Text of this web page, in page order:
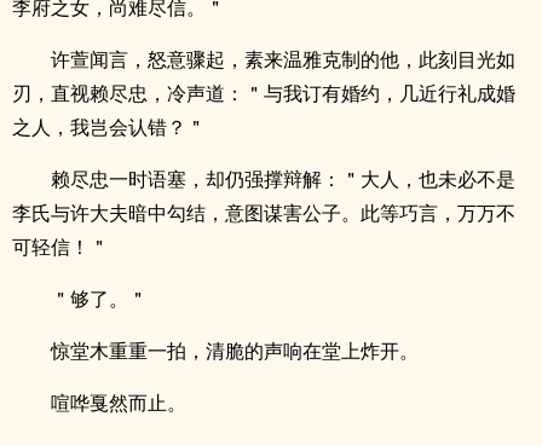
李府之女，尚难尽信。＂
许萱闻言，怒意骤起，素来温雅克制的他，此刻目光如
刃，直视赖尽忠，冷声道：＂与我订有婚约，几近行礼成婚
之人，我岂会认错？＂
赖尽忠一时语塞，却仍强撑辩解：＂大人，也未必不是
李氏与许大夫暗中勾结，意图谋害公子。此等巧言，万万不
可轻信！＂
＂够了。＂
惊堂木重重一拍，清脆的声响在堂上炸开。
喧哗戛然而止。